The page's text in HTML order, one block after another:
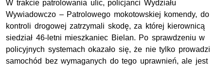
W trakcie patrolowania ulic, policjanci Wydziału
Wywiadowczo – Patrolowego mokotowskiej komendy, do
kontroli drogowej zatrzymali skodę, za której kierownicą
siedział 46-letni mieszkaniec Bielan. Po sprawdzeniu w
policyjnych systemach okazało się, że nie tylko prowadzi
samochód bez wymaganych do tego uprawnień, ale jest